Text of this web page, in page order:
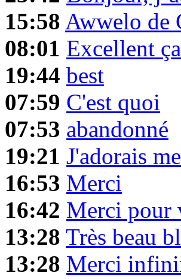
15:58 Awwelo de
08:01 Excellent
19:44 best
07:59 C'est quoi
07:53 abandonné
19:21 J'adorais
16:53 Merci
16:42 Merci pour
13:28 Très beau
13:28 Merci